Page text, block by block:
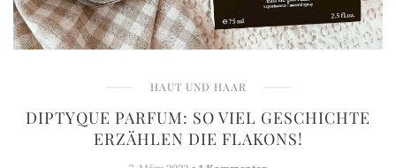
HAUT UND HAAR
DIPTYQUE PARFUM: SO VIEL GESCHICHTE
ERZÄHLEN DIE FLAKONS!